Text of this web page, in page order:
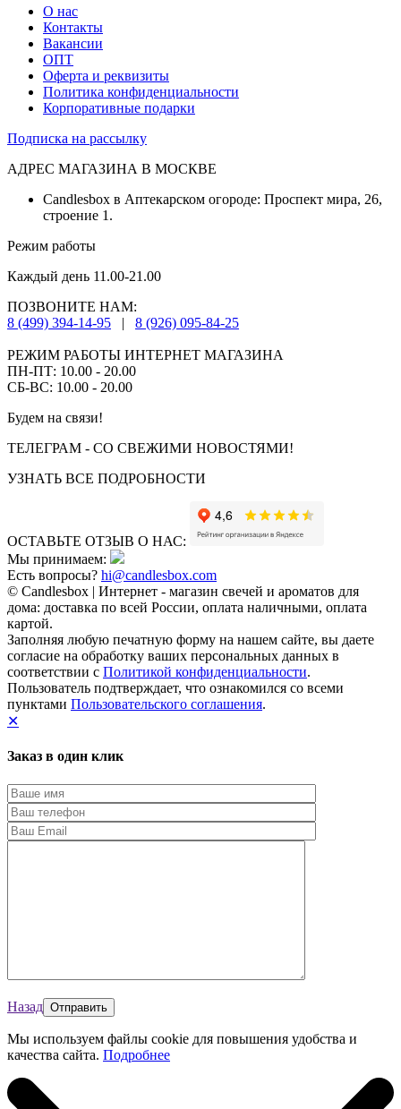
О нас
Контакты
Вакансии
ОПТ
Оферта и реквизиты
Политика конфиденциальности
Корпоративные подарки
Подписка на рассылку
АДРЕС МАГАЗИНА В МОСКВЕ
Candlesbox в Аптекарском огороде: Проспект мира, 26,
строение 1.
Режим работы
Каждый день 11.00-21.00
ПОЗВОНИТЕ НАМ:
8 (499) 394-14-95
| 8 (926) 095-84-25
РЕЖИМ РАБОТЫ ИНТЕРНЕТ МАГАЗИНА
ПН-ПТ: 10.00 - 20.00
СБ-ВС: 10.00 - 20.00
Будем на связи!
ТЕЛЕГРАМ - СО СВЕЖИМИ НОВОСТЯМИ!
УЗНАТЬ ВСЕ ПОДРОБНОСТИ
ОСТАВЬТЕ ОТЗЫВ О НАС:
Мы принимаем:
Есть вопросы? hi@candlesbox.com
© Candlesbox | Интернет - магазин свечей и ароматов для
дома: доставка по всей России, оплата наличными, оплата
картой.
Заполняя любую печатную форму на нашем сайте, вы даете
согласие на обработку ваших персональных данных в
соответствии с Политикой конфиденциальности.
Пользователь подтверждает, что ознакомился со всеми
пунктами Пользовательского соглашения.
✕
Заказ в один клик
Назад
Мы используем файлы cookie для повышения удобства и
качества сайта. Подробнее